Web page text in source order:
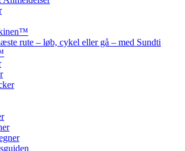
rute – løb, cykel eller gå – med Sundti